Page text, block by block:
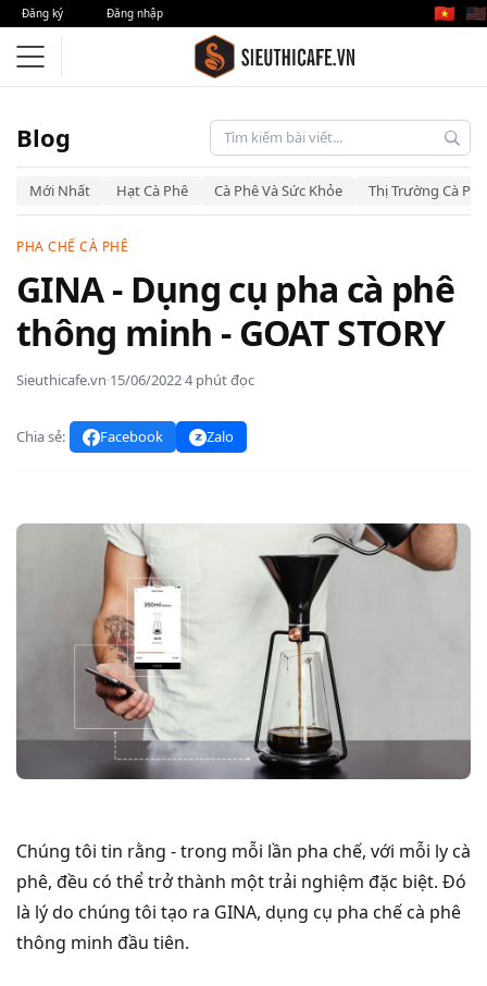
Đăng ký Đăng nhập 🇻🇳 🇺🇸
Blog
Mới Nhất Hạt Cà Phê Cà Phê Và Sức Khỏe Thị Trường Cà Phê
PHA CHẾ CÀ PHÊ
GINA - Dụng cụ pha cà phê
thông minh - GOAT STORY
Sieuthicafe.vn·15/06/2022·4 phút đọc
Chia sẻ: Facebook Zalo
Chúng tôi tin rằng - trong mỗi lần pha chế, với mỗi ly cà
phê, đều có thể trở thành một trải nghiệm đặc biệt. Đó
là lý do chúng tôi tạo ra GINA, dụng cụ pha chế cà phê
thông minh đầu tiên.